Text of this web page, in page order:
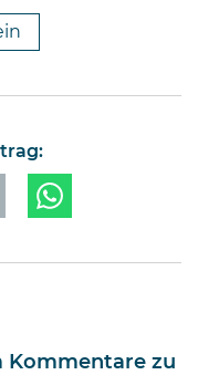
Kommentare zu